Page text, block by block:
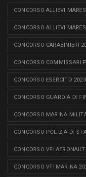
CONCORSO ALLIEVI
CONCORSO ALLIEVI
CONCORSO CARABINIERI
CONCORSO COMMISSARI
CONCORSO ESERCITO 2023
CONCORSO GUARDIA DI
CONCORSO MARINA
CONCORSO POLIZIA DI
CONCORSO VFI
CONCORSO VFI MARINA